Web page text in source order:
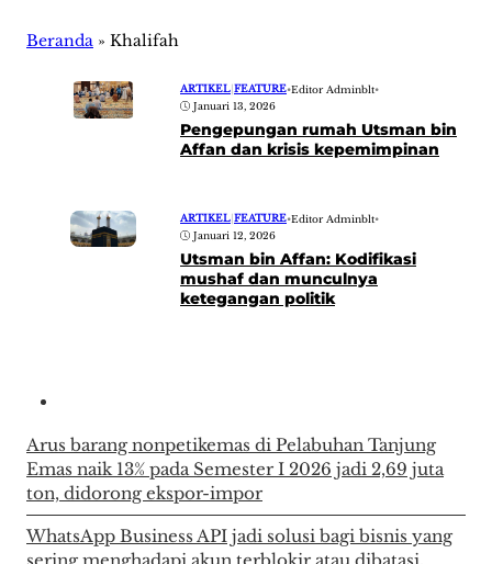
Beranda » Khalifah
ARTIKEL FEATURE•Editor Adminblt•
Januari 13, 2026
Pengepungan rumah Utsman bin
Affan dan krisis kepemimpinan
ARTIKEL|FEATURE•Editor Adminblt•
Januari 12, 2026
Utsman bin Affan: Kodifikasi
mushaf dan munculnya
ketegangan politik
Arus barang nonpetikemas di Pelabuhan Tanjung
Emas naik 13% pada Semester I 2026 jadi 2,69 juta
ton, didorong ekspor-impor
WhatsApp Business API jadi solusi bagi bisnis yang